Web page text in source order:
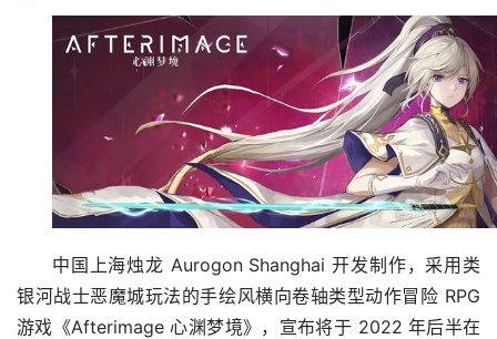
中国上海烛龙 Aurogon Shanghai 开发制作，采用类
银河战士恶魔城玩法的手绘风横向卷轴类型动作冒险 RPG
游戏《Afterimage 心渊梦境》，宣布将于 2022 年后半在